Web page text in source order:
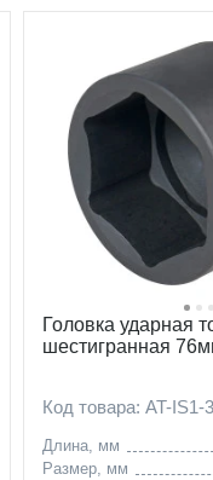
Головка ударная
шестигранная
Код товара: AT-IS1-
Длина, мм
Размер, мм